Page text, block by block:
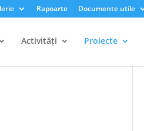
Rapoarte Documente utile
Activități Proiecte